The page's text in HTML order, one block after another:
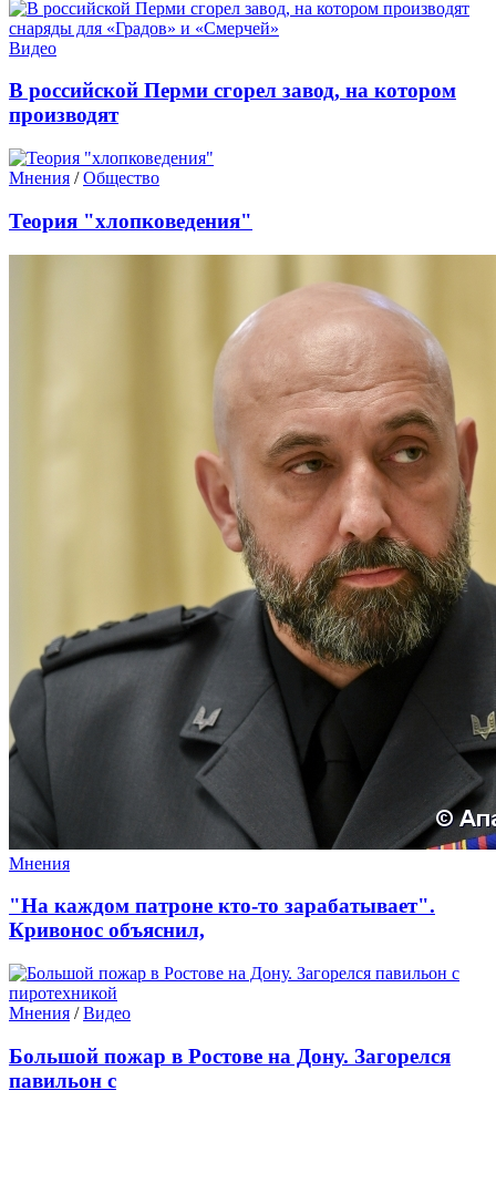
Видео
В российской Перми сгорел завод, на котором
производят
Мнения /Общество
Теория "хлопковедения"
Мнения
"На каждом патроне кто-то зарабатывает".
Кривонос объяснил,
Мнения /Видео
Большой пожар в Ростове на Дону. Загорелся
павильон с